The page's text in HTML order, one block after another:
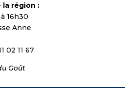
la région :
16h30
Anne
02 11 67
Goût